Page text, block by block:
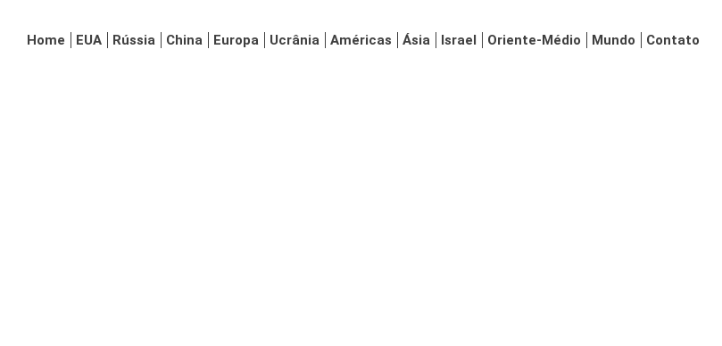
Home EUA Rússia China Europa Ucrânia Américas Ásia Israel Oriente-Médio Mundo Contato